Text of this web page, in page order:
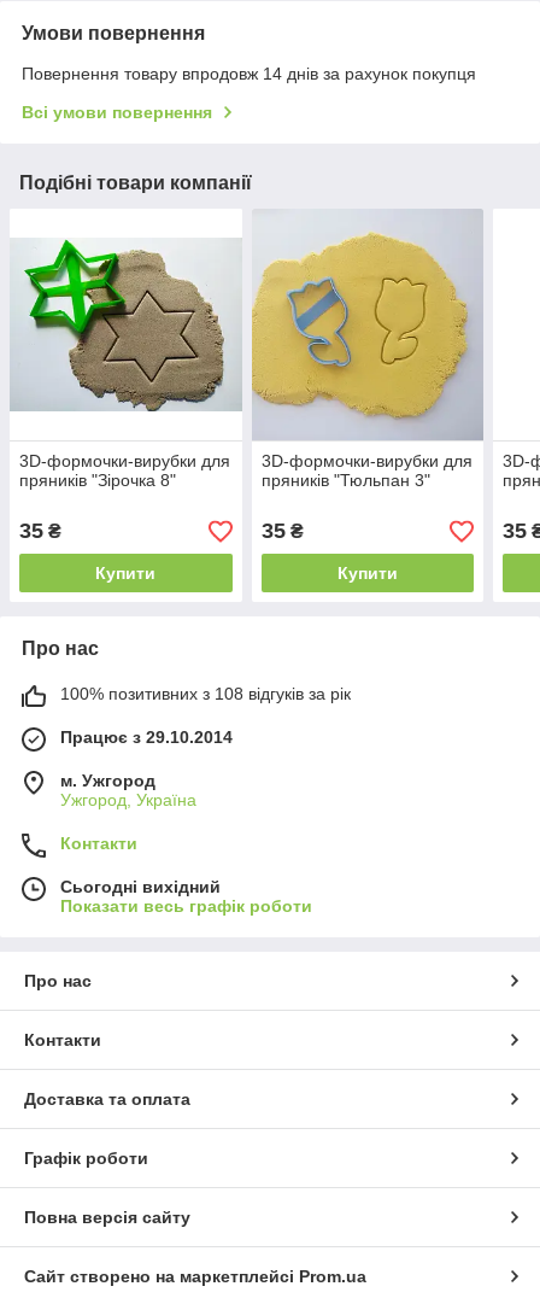
Умови повернення
Повернення товару впродовж 14 днів за рахунок покупця
Всі умови повернення
Подібні товари компанії
3D-формочки-вирубки для
пряників "Зірочка 8"
35 ₴
Купити
3D-формочки-вирубки для
пряників "Тюльпан 3"
35₴
Купити
3D-
35
Про нас
100% позитивних з 108 відгуків за рік
Працює з 29.10.2014
м. Ужгород
Ужгород, Україна
Контакти
Сьогодні вихідний
Показати весь графік роботи
Про нас
Контакти
Доставка та оплата
Графік роботи
Повна версія сайту
Сайт створено на маркетплейсі Prom.ua